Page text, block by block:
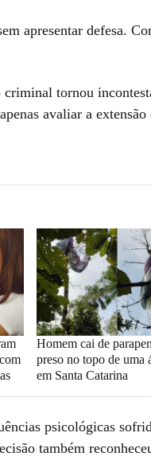
apresentar defesa.
criminal tornou
avaliar a extensão
Homem cai de
preso no topo de uma
em Santa Catarina
psicológicas
também